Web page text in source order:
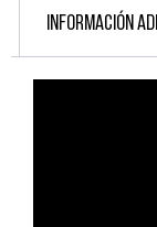
INFORMACIÓN